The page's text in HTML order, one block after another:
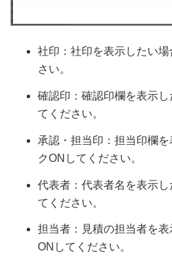
社印：社印を表示したい
さい。
確認印：確認印欄を表示
てください。
承認・担当印：担当印欄
クONしてください。
代表者：代表者名を表示
てください。
担当者：見積の担当者を
ONしてください。